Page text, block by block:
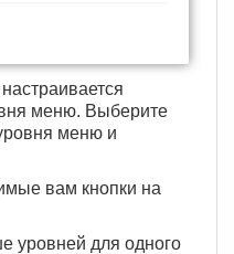
меню. Выберите
меню и
вам кнопки на
уровней для одного